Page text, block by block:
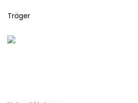
Träger